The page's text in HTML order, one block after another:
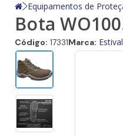
Equipamentos de
Bota
Código: 17331Marca: Estival